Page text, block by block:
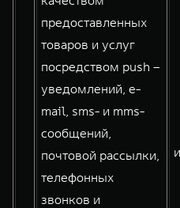
предоставленных
товаров и услуг
посредством push –
уведомлений, e-
mail, sms- и mms-
сообщений,
почтовой рассылки,
телефонных
звонков и